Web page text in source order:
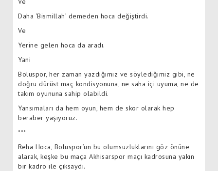
Daha ‘Bismillah’ demeden hoca değiştirdi.
Ve
Yerine gelen hoca da aradı.
Yani
Boluspor, her zaman yazdığımız ve söylediğimiz gibi, ne
doğru dürüst maç kondisyonuna, ne saha içi uyuma, ne de
takım oyununa sahip olabildi.
Yansımaları da hem oyun, hem de skor olarak hep
beraber yaşıyoruz.
***
Reha Hoca, Boluspor’un bu olumsuzluklarını göz önüne
alarak, keşke bu maça Akhisarspor maçı kadrosuna yakın
bir kadro ile çıksaydı.